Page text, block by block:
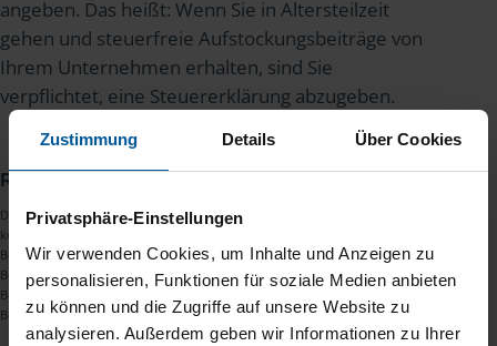
Zustimmung Details Über Cookies
Privatsphäre-Einstellungen
Wir verwenden Cookies, um Inhalte und Anzeigen zu
personalisieren, Funktionen für soziale Medien anbieten
zu können und die Zugriffe auf unsere Website zu
analysieren. Außerdem geben wir Informationen zu Ihrer
angeben. Das heißt: Wenn Sie in Altersteilzeit
gehen und steuerfreie Aufstockungsbeiträge von
Ihrem Unternehmen erhalten, sind Sie
verpflichtet, eine Steuererklärung abzugeben.
Redaktion
Dies ist ein redaktioneller Text desRedaktionsteams
keine Beratung zu Themen, die außerhalb der steuerlichen
Beratungsbefugnis eines Lohnsteuerhilfevereins liegen. Eine
Beratungsleistung im konkreten Einzelfall kann nur im Rahmen der
Begründung einer Mitgliedschaft und ausschließlich innerhalb der
Beratungsbefugnis nach § 4 Nr. 11 StBerG erfolgen.